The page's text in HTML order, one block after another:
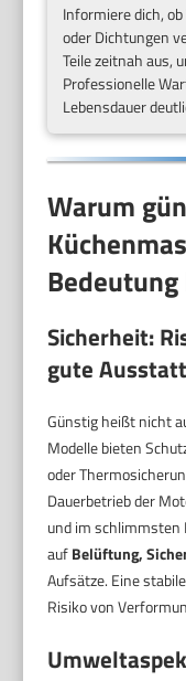
Informiere dich,
oder Dichtungen
Teile zeitnah aus,
Professionelle
Lebensdauer
Warum
Sicherheit:
gute
Günstig heißt nicht
Modelle bieten
oder
Dauerbetrieb der
und im schlimmsten
aufBelüftung,
Aufsätze. Eine
Risiko von